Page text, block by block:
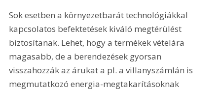
Sok esetben a környezetbarát technológiákkal
kapcsolatos befektetések kiváló megtérülést
biztosítanak. Lehet, hogy a termékek vételára
magasabb, de a berendezések gyorsan
visszahozzák az árukat a pl. a villanyszámlán is
megmutatkozó energia-megtakarításoknak